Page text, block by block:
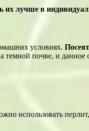
их лучше в
условиях.
почве, и данное
использовать